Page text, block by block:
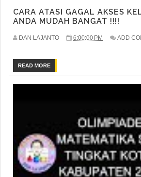
CARA ATASI GAGAL AKSES
ANDA MUDAH BANGAT !!!!
DAN LAJANTO 6:00:00 PM ADD
READ MORE